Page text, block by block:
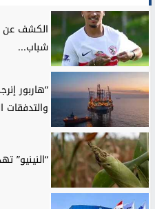
الكشف عن
شباب...
“هاربور
والتدفقات
“النينيو”